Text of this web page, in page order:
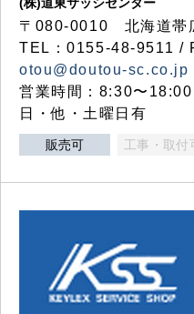
〒080-0010 北海道帯
TEL：0155-48-9511 /
otou@doutou-sc.co.jp
営業時間：8:30〜
日・他・土曜日有
販売可 工事・取付